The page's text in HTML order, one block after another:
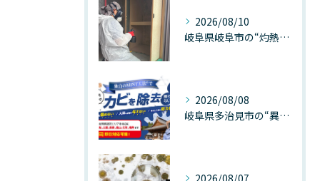
2026/08/10
岐阜県岐阜市の“灼熱気温”が建物内部を崩壊させる──深層カビが静かに家を蝕む温度差ショックの真実
2026/08/08
岐阜県多治見市の“異常な高温”が建物内部を破壊する──深層カビが急増する危険な温度差の正体
2026/08/07